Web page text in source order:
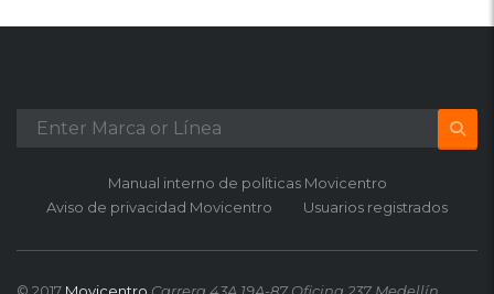
Manual interno de políticas Movicentro
Aviso de privacidad Movicentro
Usuarios registrados